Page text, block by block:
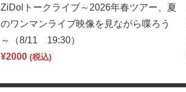
ZiDolトークライブ～2026年春ツアー、夏
のワンマンライブ映像を見ながら喋ろう
～（8/11 19:30）
¥2000 (税込)